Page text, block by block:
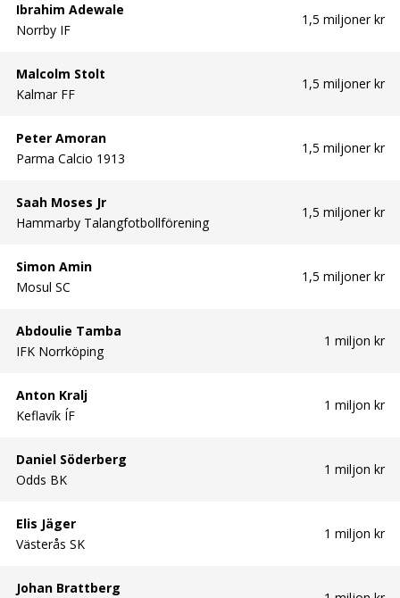
Ibrahim Adewale
Norrby IF
1,5 miljoner kr
Malcolm Stolt
Kalmar FF
1,5 miljoner kr
Peter Amoran
Parma Calcio 1913
1,5 miljoner kr
Saah Moses Jr
Hammarby Talangfotbollförening
1,5 miljoner kr
Simon Amin
Mosul SC
1,5 miljoner kr
Abdoulie Tamba
IFK Norrköping
1 miljon kr
Anton Kralj
Keflavík ÍF
1 miljon kr
Daniel Söderberg
Odds BK
1 miljon kr
Elis Jäger
Västerås SK
1 miljon kr
Johan Brattberg